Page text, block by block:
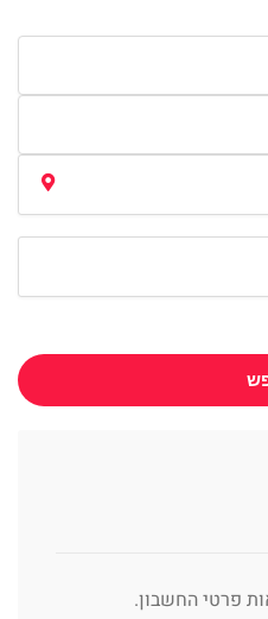
פרטי החשבון.